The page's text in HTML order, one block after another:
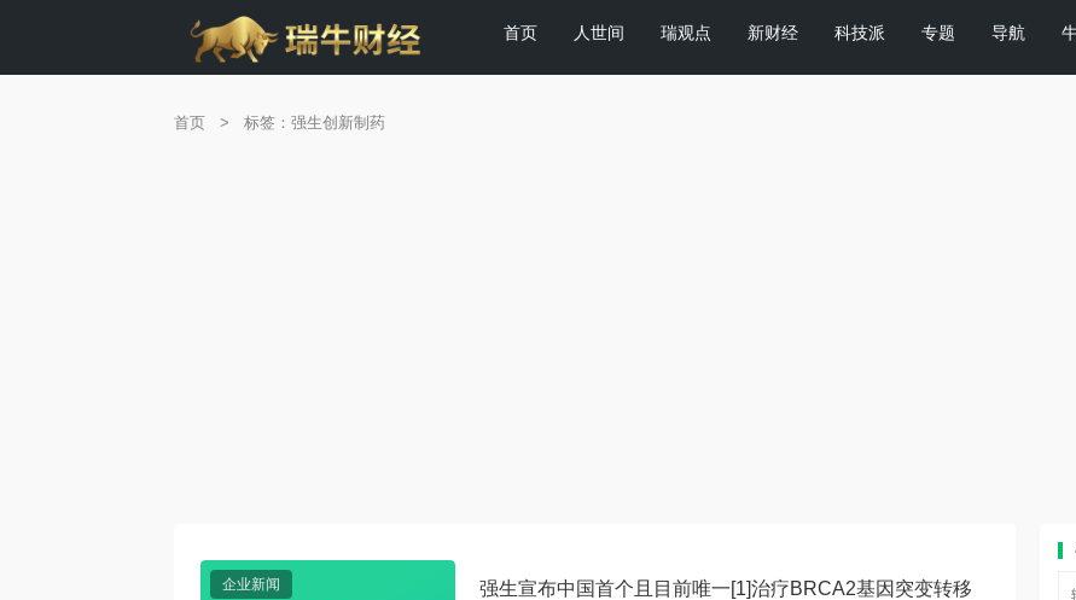
首页 人世间 瑞观点 新财经 科技派 专题 导航
首页 > 标签：强生创新制药
企业新闻
强生宣布中国首个且目前唯一[1]治疗BRCA2基因突变转移